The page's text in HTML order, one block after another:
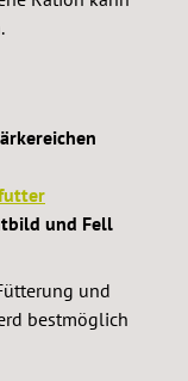
und Fell
und
bestmöglich